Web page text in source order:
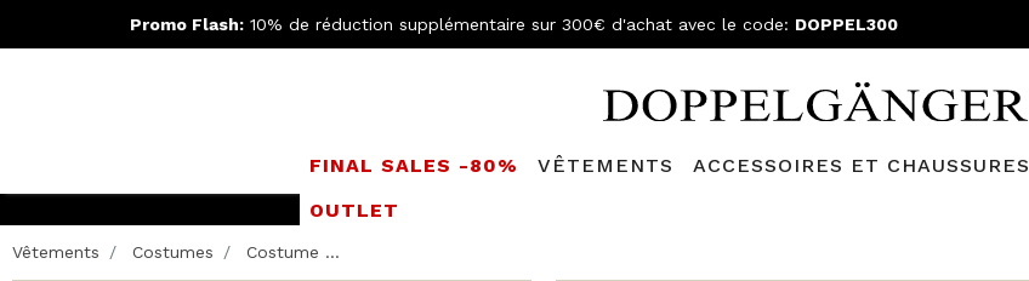
Promo Flash: 10% de réduction supplémentaire sur 300€ d'achat avec le code: DOPPEL300
FINAL SALES -80% VÊTEMENTS ACCESSOIRES ET CHAUSSURES
OUTLETRejoignez le
Vêtements Costumes Costume ...